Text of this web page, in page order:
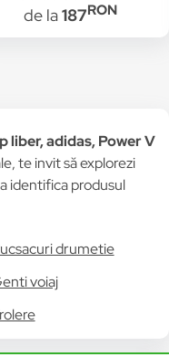
de la187RON
liber, adidas, Power V
te invit să explorezi
identifica produsul
drumetie
voiaj